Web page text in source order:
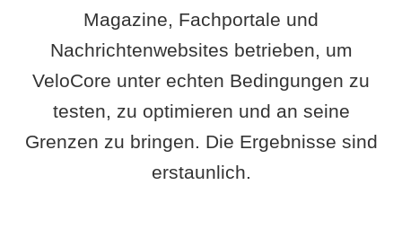
Magazine, Fachportale und
Nachrichtenwebsites betrieben, um
VeloCore unter echten Bedingungen zu
testen, zu optimieren und an seine
Grenzen zu bringen. Die Ergebnisse sind
erstaunlich.